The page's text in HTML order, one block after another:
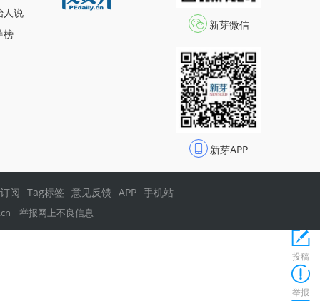
人说
榜
新芽微信
新芽APP
阅 Tag标签 意见反馈 APP 手机站
举报网上不良信息
投稿
举报